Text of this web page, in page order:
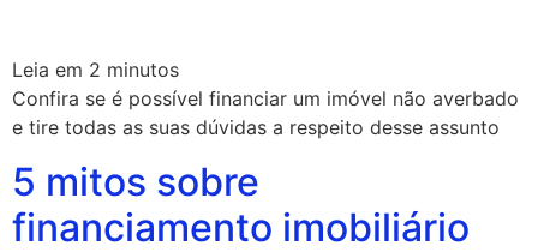
Leia em 2 minutos
Confira se é possível financiar um imóvel não averbado
e tire todas as suas dúvidas a respeito desse assunto
5 mitos sobre
financiamento imobiliário